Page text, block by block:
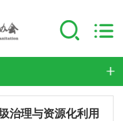
治理与资源化利用